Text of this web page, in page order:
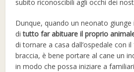
subito riconoscibili agli occhi dei
Dunque, quando un neonato
ditutto far abituare il proprio
di tornare a casa dall’ospedale con
braccia, è bene portare al cane un
in modo che possa iniziare a